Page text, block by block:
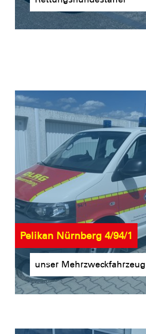
Pelikan Nürnberg 4/94/1
unser Mehrzweckfahrzeug